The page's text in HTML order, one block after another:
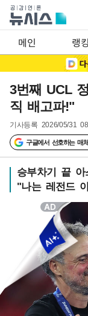
메인 랭킹
3번째 UCL
직 배고파!"
기사등록 2026/05/31
구글에서 선호하는 매
승부차기 끝
"나는 레전드